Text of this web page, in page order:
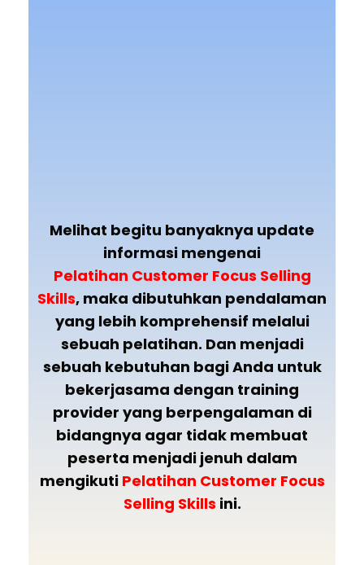
Melihat begitu banyaknya update
informasi mengenai
Pelatihan Customer Focus Selling
Skills, maka dibutuhkan pendalaman
yang lebih komprehensif melalui
sebuah pelatihan. Dan menjadi
sebuah kebutuhan bagi Anda untuk
bekerjasama dengan training
provider yang berpengalaman di
bidangnya agar tidak membuat
peserta menjadi jenuh dalam
mengikuti Pelatihan Customer Focus
Selling Skills ini.